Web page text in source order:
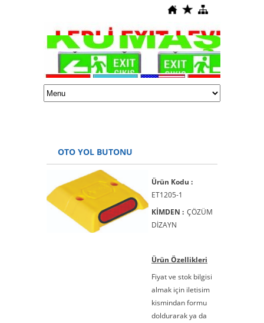
OTO YOL BUTONU
Ürün Kodu :
ET1205-1
KİMDEN : ÇÖZÜM
DİZAYN
Ürün Özellikleri
Fiyat ve stok bilgisi
almak için iletisim
kismindan formu
doldurarak ya da